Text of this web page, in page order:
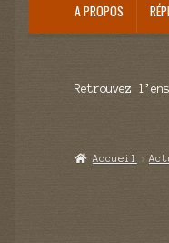
A PROPOS
Retrouvez
Accueil